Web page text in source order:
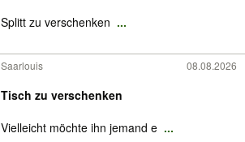
Splitt zu verschenken ...
Saarlouis 08.08.2026
Tisch zu verschenken
Vielleicht möchte ihn jemand e ...